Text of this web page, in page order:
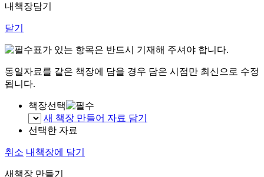
내책장담기
닫기
표가 있는 항목은 반드시 기재해 주셔야 합니다.
동일자료를 같은 책장에 담을 경우 담은 시점만 최신으로 수정
됩니다.
책장선택
새 책장 만들어 자료 담기
선택한 자료
취소 내책장에 담기
새책장 만들기